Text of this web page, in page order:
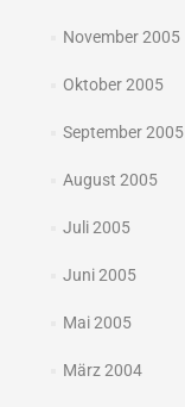
November 2005
Oktober 2005
September 2005
August 2005
Juli 2005
Juni 2005
Mai 2005
März 2004